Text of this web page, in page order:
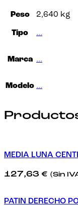
Peso 2,640 kg
Tipo …
Marca …
Modelo …
MEDIA LUNA
127,63 € (Sin
PATIN DERECHO